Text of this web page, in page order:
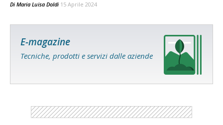
Di Maria Luisa Doldi 15 Aprile 2024
E-magazine
Tecniche, prodotti e servizi dalle aziende